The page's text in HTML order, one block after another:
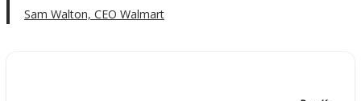
Sam Walton, CEO Walmart